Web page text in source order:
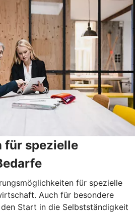
für spezielle
für spezielle
Auch für besondere
Start in die Selbstständigkeit